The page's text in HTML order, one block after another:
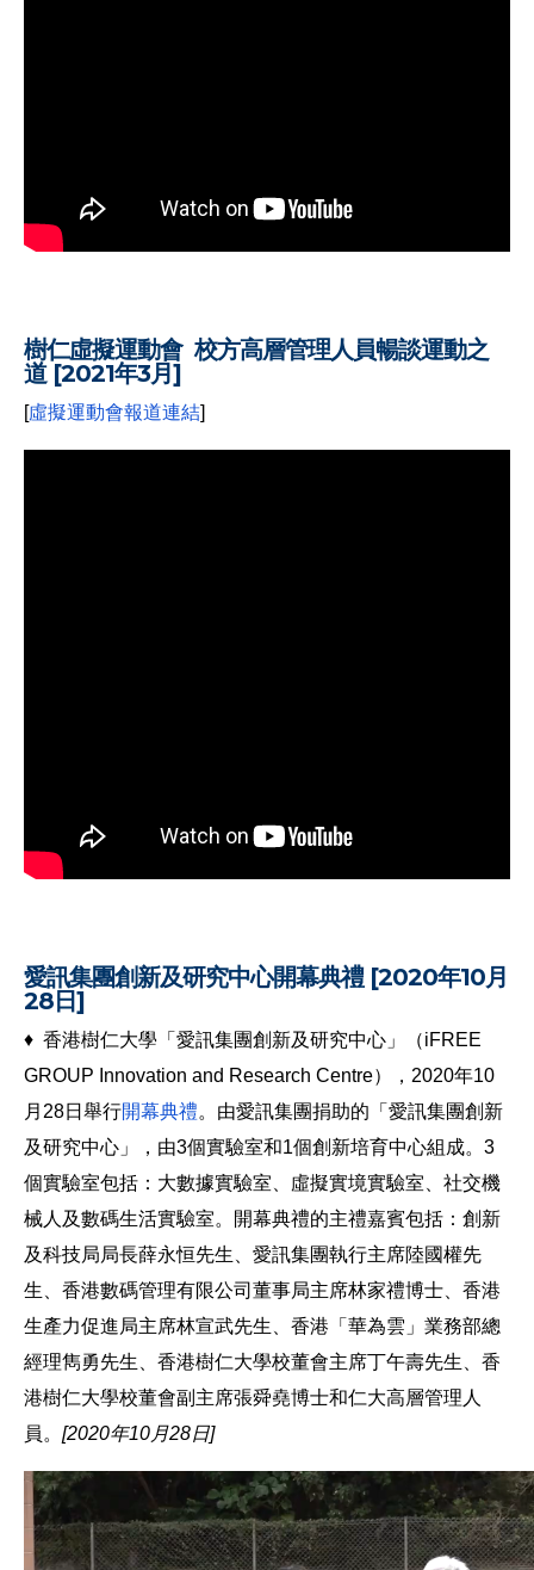
樹仁虛擬運動會 校方高層管理人員暢談運動之
道 [2021年3月]
[虛擬運動會報道連結]
愛訊集團創新及研究中心開幕典禮 [2020年10月
28日]
♦ 香港樹仁大學「愛訊集團創新及研究中心」（iFREE
GROUP Innovation and Research Centre），2020年10
月28日舉行開幕典禮。由愛訊集團捐助的「愛訊集團創新
及研究中心」，由3個實驗室和1個創新培育中心組成。3
個實驗室包括：大數據實驗室、虛擬實境實驗室、社交機
械人及數碼生活實驗室。開幕典禮的主禮嘉賓包括：創新
及科技局局長薛永恒先生、愛訊集團執行主席陸國權先
生、香港數碼管理有限公司董事局主席林家禮博士、香港
生產力促進局主席林宣武先生、香港「華為雲」業務部總
經理雋勇先生、香港樹仁大學校董會主席丁午壽先生、香
港樹仁大學校董會副主席張舜堯博士和仁大高層管理人
員。 [2020年10月28日]